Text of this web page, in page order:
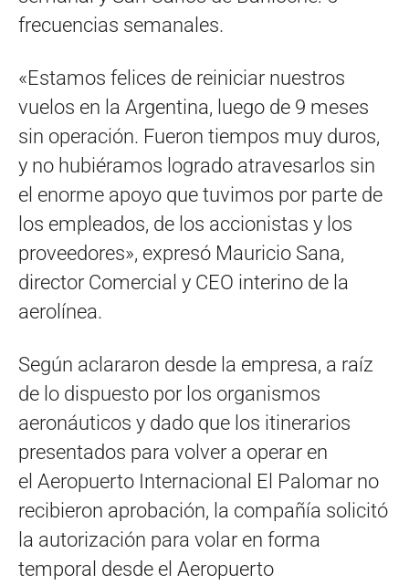
frecuencias semanales.
«Estamos felices de reiniciar nuestros
vuelos en la Argentina, luego de 9 meses
sin operación. Fueron tiempos muy duros,
y no hubiéramos logrado atravesarlos sin
el enorme apoyo que tuvimos por parte de
los empleados, de los accionistas y los
proveedores», expresó Mauricio Sana,
director Comercial y CEO interino de la
aerolínea.
Según aclararon desde la empresa, a raíz
de lo dispuesto por los organismos
aeronáuticos y dado que los itinerarios
presentados para volver a operar en
el Aeropuerto Internacional El Palomar no
recibieron aprobación, la compañía solicitó
la autorización para volar en forma
temporal desde el Aeropuerto